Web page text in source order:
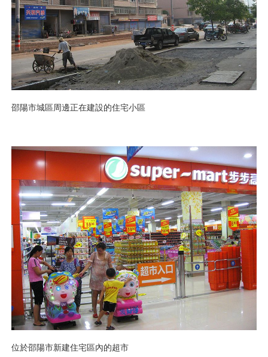
邵陽市城區周邊正在建設的住宅小區
位於邵陽市新建住宅區內的超市